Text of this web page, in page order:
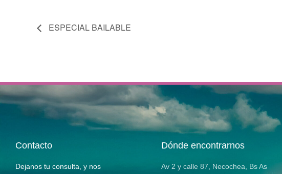
ESPECIAL BAILABLE
Contacto
Dejanos tu consulta, y nos
Dónde encontrarnos
Av 2 y calle 87, Necochea, Bs As